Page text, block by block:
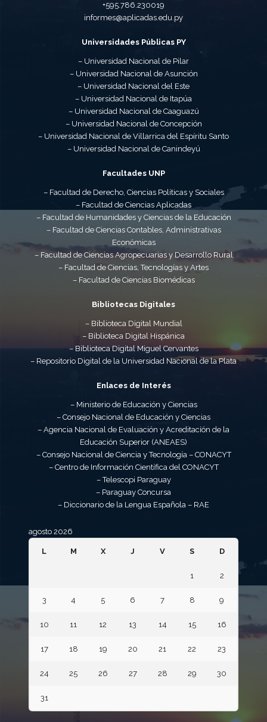
+595.786.230019
informes@aplicadas.edu.py
Universidades Públicas PY
– Universidad Nacional de Pilar
– Universidad Nacional de Asunción
– Universidad Nacional del Este
– Universidad Nacional de Itapúa
– Universidad Nacional de Caaguazú
– Universidad Nacional de Concepción
– Universidad Nacional de Villarrica del Espíritu Santo
– Universidad Nacional de Canindeyú
Facultades UNP
– Facultad de Derecho, Ciencias Políticas y Sociales
– Facultad de Ciencias Aplicadas
– Facultad de Humanidades y Ciencias de la Educación
– Facultad de Ciencias Contables, Administrativas
Económicas
– Facultad de Ciencias Agropecuarias y Desarrollo Rural
– Facultad de Ciencias, Tecnologías y Artes
– Facultad de Ciencias Biomédicas
Bibliotecas Digitales
– Biblioteca Digital Mundial
– Biblioteca Digital Hispánica
– Biblioteca Digital Miguel Cervantes
– Repositorio Digital de la Universidad Nacional de la Plata
Enlaces de Interés
– Ministerio de Educación y Ciencias
– Consejo Nacional de Educación y Ciencias
– Agencia Nacional de Evaluación y Acreditación de la
Educación Superior (ANEAES)
– Consejo Nacional de Ciencia y Tecnología – CONACYT
– Centro de Información Científica del CONACYT
– Telescopi Paraguay
– Paraguay Concursa
– Diccionario de la Lengua Española – RAE
agosto 2026
L M X J V S D
1 2
3 4 5 6 7 8 9
10 11 12 13 14 15 16
17 18 19 20 21 22 23
24 25 26 27 28 29 30
31